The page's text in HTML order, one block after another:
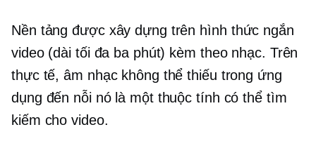
Nền tảng được xây dựng trên hình thức ngắn
video (dài tối đa ba phút) kèm theo nhạc. Trên
thực tế, âm nhạc không thể thiếu trong ứng
dụng đến nỗi nó là một thuộc tính có thể tìm
kiếm cho video.